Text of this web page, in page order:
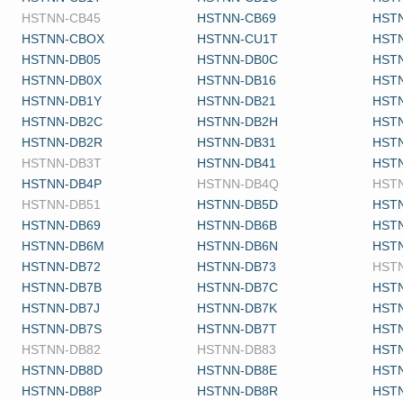
HSTNN-CB45
HSTNN-CB69
HSTNN-CBOX
HSTNN-CU1T
HSTNN-DB05
HSTNN-DB0C
HSTNN-DB0X
HSTNN-DB16
HSTNN-DB1Y
HSTNN-DB21
HSTNN-DB2C
HSTNN-DB2H
HSTNN-DB2R
HSTNN-DB31
HSTNN-DB3T
HSTNN-DB41
HSTNN-DB4P
HSTNN-DB4Q
HSTNN-DB51
HSTNN-DB5D
HSTNN-DB69
HSTNN-DB6B
HSTNN-DB6M
HSTNN-DB6N
HSTNN-DB72
HSTNN-DB73
HSTNN-DB7B
HSTNN-DB7C
HSTNN-DB7J
HSTNN-DB7K
HSTNN-DB7S
HSTNN-DB7T
HSTNN-DB82
HSTNN-DB83
HSTNN-DB8D
HSTNN-DB8E
HSTNN-DB8P
HSTNN-DB8R